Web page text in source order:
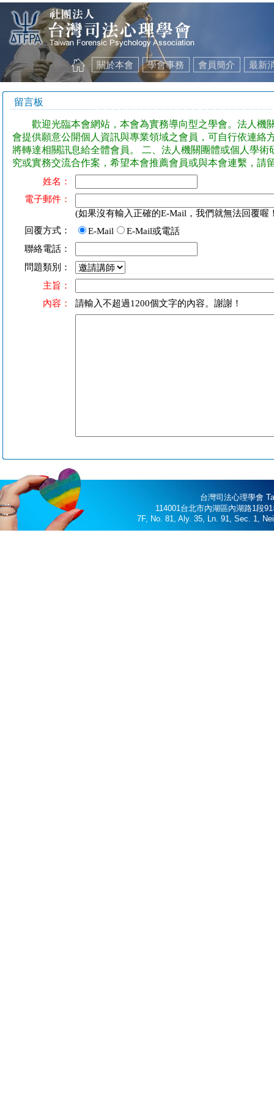
關於本會 學會事務 會員簡介 最新
留言板
歡迎光臨本會網站，本會為實務導向型之學會。法人機
會提供願意公開個人資訊與專業領域之會員，可自行依連
將轉達相關訊息給全體會員。 二、法人機關團體或個人學
究或實務交流合作案，希望本會推薦會員或與本會連繫，請
姓名：
電子郵件：
(如果沒有輸入正確的E-Mail，我們就無法回覆喔
回覆方式：
E-Mail
E-Mail或電話
聯絡電話：
問題類別：
主旨：
內容：
請輸入不超過1200個文字的內容。謝謝！
台灣司法心理學會
114001台北市內湖區內湖路1段
7F, No. 81, Aly. 35, Ln. 91, Sec. 1,